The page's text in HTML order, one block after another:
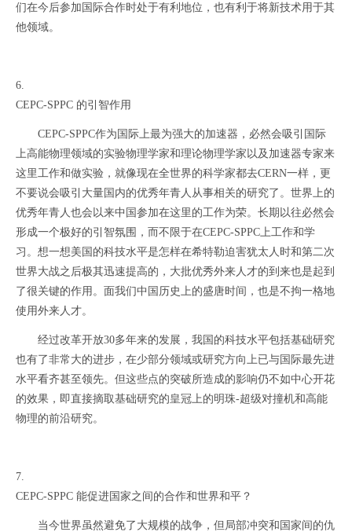
们在今后参加国际合作时处于有利地位，也有利于将新技术用于其
他领域。
6.
CEPC-SPPC 的引智作用
CEPC-SPPC作为国际上最为强大的加速器，必然会吸引国际
上高能物理领域的实验物理学家和理论物理学家以及加速器专家来
这里工作和做实验，就像现在全世界的科学家都去CERN一样，更
不要说会吸引大量国内的优秀年青人从事相关的研究了。世界上的
优秀年青人也会以来中国参加在这里的工作为荣。长期以往必然会
形成一个极好的引智氛围，而不限于在CEPC-SPPC上工作和学
习。想一想美国的科技水平是怎样在希特勒迫害犹太人时和第二次
世界大战之后极其迅速提高的，大批优秀外来人才的到来也是起到
了很关键的作用。面我们中国历史上的盛唐时间，也是不拘一格地
使用外来人才。
经过改革开放30多年来的发展，我国的科技水平包括基础研究
也有了非常大的进步，在少部分领域或研究方向上已与国际最先进
水平看齐甚至领先。但这些点的突破所造成的影响仍不如中心开花
的效果，即直接摘取基础研究的皇冠上的明珠-超级对撞机和高能
物理的前沿研究。
7.
CEPC-SPPC 能促进国家之间的合作和世界和平？
当今世界虽然避免了大规模的战争，但局部冲突和国家间的仇